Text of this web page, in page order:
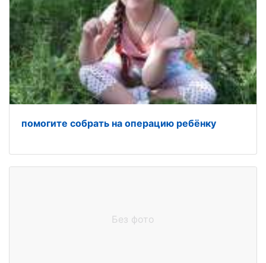
помогите собрать на операцию ребёнку
Без фото